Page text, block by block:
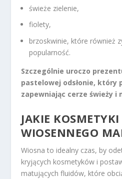
świeże zielenie,
fiolety,
brzoskwinie, które również
popularność.
Szczególnie uroczo
pastelowej odsłonie, który
zapewniając cerze świeży i
JAKIE
WIOSENNEGO
Wiosna to idealny czas, by
kryjących kosmetyków i
matujących fluidów, które